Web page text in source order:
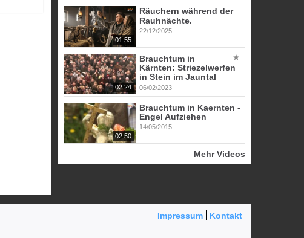
01:55
Räuchern während der
Rauhnächte.
22/12/2025
02:24
Brauchtum in
Kärnten: Striezelwerfen
in Stein im Jauntal
06/02/2023
02:50
Brauchtum in Kaernten -
Engel Aufziehen
14/05/2015
Mehr Videos
Impressum
Kontakt